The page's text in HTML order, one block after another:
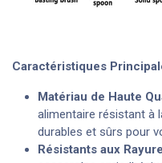
Caractéristiques
Matériau de Haute
alimentaire résistant à
durables et sûrs pour
Résistants aux